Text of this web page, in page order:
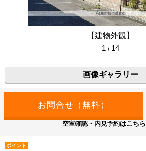
【建物外観】
1 / 14
画像ギャラリー
空室確認・内見予約はこち
ポイント